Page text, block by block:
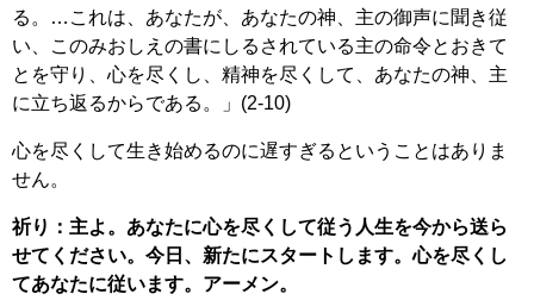
る。…これは、あなたが、あなたの神、主の御声に聞き従
い、このみおしえの書にしるされている主の命令とおきて
とを守り、心を尽くし、精神を尽くして、あなたの神、主
に立ち返るからである。」(2-10)
心を尽くして生き始めるのに遅すぎるということはありま
せん。
祈り：主よ。あなたに心を尽くして従う人生を今から送ら
せてください。今日、新たにスタートします。心を尽くし
てあなたに従います。アーメン。